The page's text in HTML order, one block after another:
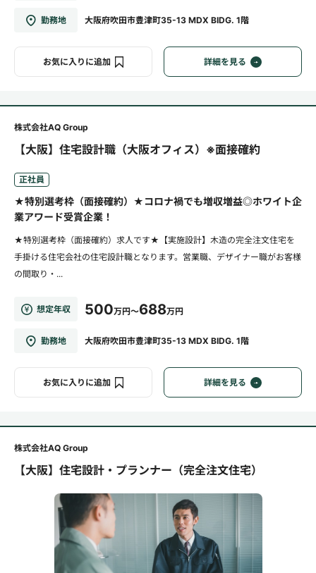
勤務地 大阪府吹田市豊津町35-13 MDX BIDG. 1階
お気に入りに追加 詳細を見る
株式会社AQ Group
【大阪】住宅設計職（大阪オフィス）※面接確約
正社員
★特別選考枠（面接確約）★コロナ禍でも増収増益◎ホワイト企
業アワード受賞企業！
★特別選考枠（面接確約）求人です★【実施設計】木造の完全注文住宅を
手掛ける住宅会社の住宅設計職となります。営業職、デザイナー職がお客様
の間取り・...
想定年収 500万円～688万円
勤務地 大阪府吹田市豊津町35-13 MDX BIDG. 1階
お気に入りに追加 詳細を見る
株式会社AQ Group
【大阪】住宅設計・プランナー（完全注文住宅）